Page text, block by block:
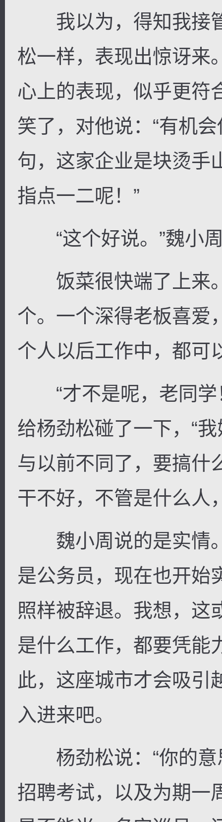
我以为，得知我接
松一样，表现出惊讶来
心上的表现，似乎更符
笑了，对他说：“有机
句，这家企业是块烫手
指点一二呢！”
“这个好说。”魏小
饭菜很快端了上来。
个。一个深得老板喜爱
个人以后工作中，都可
“才不是呢，老同学
给杨劲松碰了一下，“
与以前不同了，要搞什
干不好，不管是什么人
魏小周说的是实情
是公务员，现在也开始
照样被辞退。我想，这
是什么工作，都要凭能
此，这座城市才会吸引
入进来吧。
杨劲松说：“你的意
招聘考试，以及为期一